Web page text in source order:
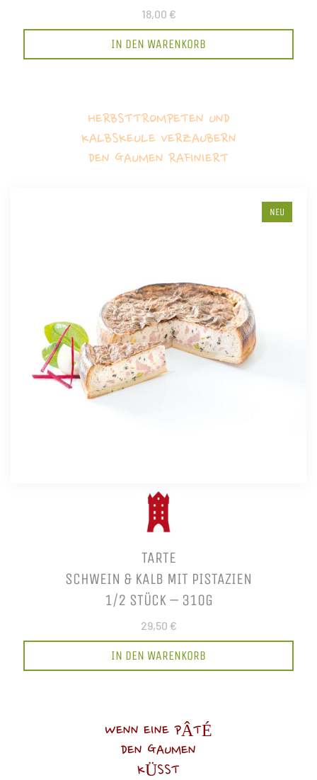
18,00 €
IN DEN WARENKORB
HERBSTTROMPETEN UND
KALBSKEULE VERZAUBERN
DEN GAUMEN RAFINIERT
NEU
TARTE
SCHWEIN & KALB MIT PISTAZIEN
1/2 STÜCK – 310G
29,50 €
IN DEN WARENKORB
WENN EINE PÂTÉ
DEN GAUMEN
KÜSST